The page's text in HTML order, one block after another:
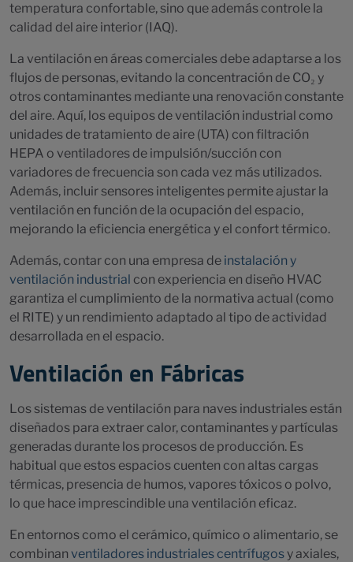
temperatura confortable, sino que además controle la
calidad del aire interior (IAQ).
La ventilación en áreas comerciales debe adaptarse a los
flujos de personas, evitando la concentración de CO₂ y
otros contaminantes mediante una renovación constante
del aire. Aquí, los equipos de ventilación industrial como
unidades de tratamiento de aire (UTA) con filtración
HEPA o ventiladores de impulsión/succión con
variadores de frecuencia son cada vez más utilizados.
Además, incluir sensores inteligentes permite ajustar la
ventilación en función de la ocupación del espacio,
mejorando la eficiencia energética y el confort térmico.
Además, contar con una empresa de instalación y
ventilación industrial con experiencia en diseño HVAC
garantiza el cumplimiento de la normativa actual (como
el RITE) y un rendimiento adaptado al tipo de actividad
desarrollada en el espacio.
Ventilación en Fábricas
Los sistemas de ventilación para naves industriales están
diseñados para extraer calor, contaminantes y partículas
generadas durante los procesos de producción. Es
habitual que estos espacios cuenten con altas cargas
térmicas, presencia de humos, vapores tóxicos o polvo,
lo que hace imprescindible una ventilación eficaz.
En entornos como el cerámico, químico o alimentario, se
combinan ventiladores industriales centrífugos y axiales,